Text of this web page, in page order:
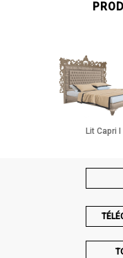
Silver
ChampagneLit Capri I